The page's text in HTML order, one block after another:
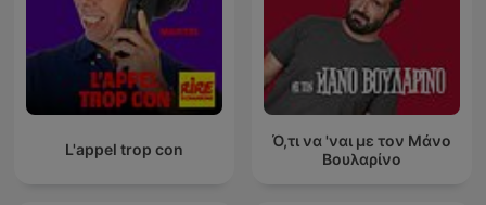
L'appel trop con
Ό,τι να 'ναι με τον Μάνο
Βουλαρίνο